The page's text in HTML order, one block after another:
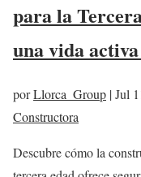
para la
una vida
porLlorca_Group |Jul
Constructora
Descubre cómo la